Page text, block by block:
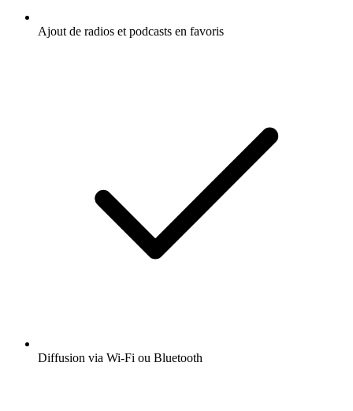
Ajout de radios et podcasts en favoris
Diffusion via Wi-Fi ou Bluetooth